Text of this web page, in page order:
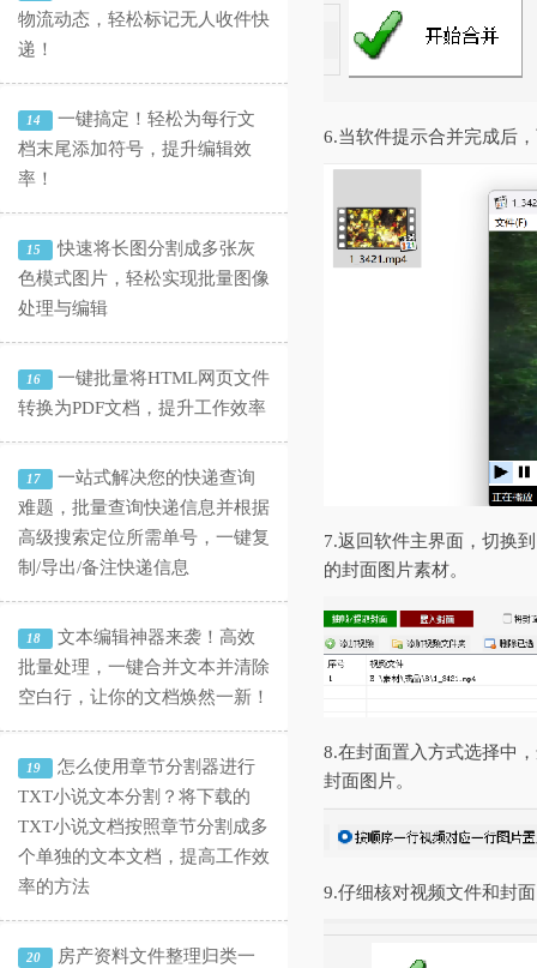
物流动态，轻松标记无人收件快
递！
14
一键搞定！轻松为每行文
档末尾添加符号，提升编辑效
率！
15
快速将长图分割成多张灰
色模式图片，轻松实现批量图像
处理与编辑
16
一键批量将HTML网页文件
转换为PDF文档，提升工作效率
17
一站式解决您的快递查询
难题，批量查询快递信息并根据
高级搜索定位所需单号，一键复
制/导出/备注快递信息
18
文本编辑神器来袭！高效
批量处理，一键合并文本并清除
空白行，让你的文档焕然一新！
19
怎么使用章节分割器进行
TXT小说文本分割？将下载的
TXT小说文档按照章节分割成多
个单独的文本文档，提高工作效
率的方法
20 房产资料文件整理归类一
6.当软件提示合并完成后
7.返回软件主界面，切换
的封面图片素材。
8.在封面置入方式选择中
封面图片。
9.仔细核对视频文件和封